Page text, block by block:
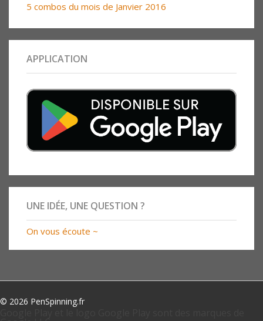
5 combos du mois de Janvier 2016
APPLICATION
UNE IDÉE, UNE QUESTION ?
On vous écoute ~
© 2026 PenSpinning.fr